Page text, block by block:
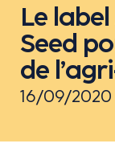
Le
Seed
de
16/09/2020